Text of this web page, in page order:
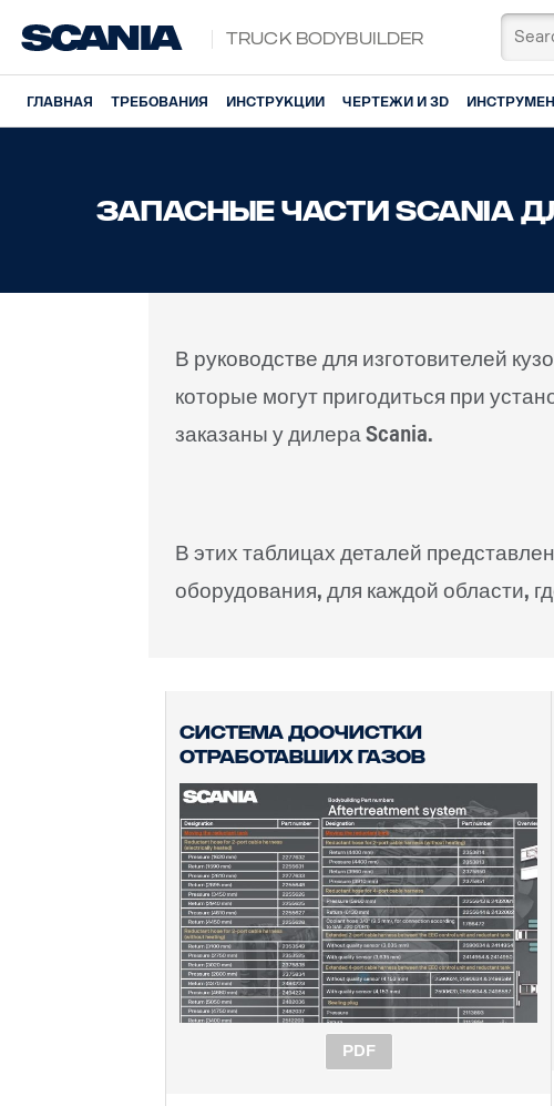
Truck Bodybuilder
ГЛАВНАЯ ТРЕБОВАНИЯ ИНСТРУКЦИИ ЧЕРТЕЖИ И 3D
ЗАПАСНЫЕ ЧАСТИ SCANIA
В руководстве для изготовителей
которые могут пригодиться при
заказаны у дилера Scania.
В этих таблицах деталей
оборудования, для каждой области,
СИСТЕМА ДООЧИСТКИ
ОТРАБОТАВШИХ ГАЗОВ
PDF